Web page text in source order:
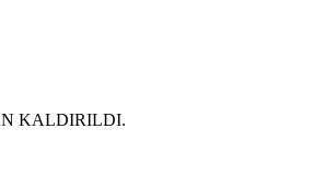
KALDIRILDI.